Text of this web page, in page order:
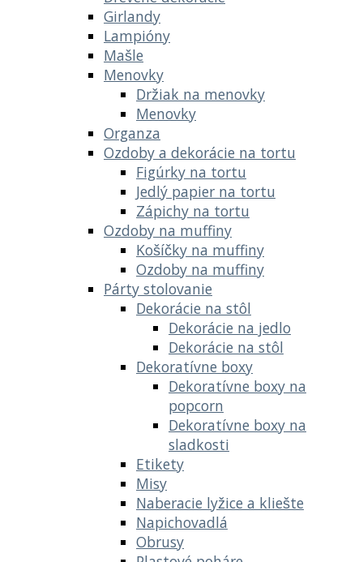
Girlandy
Lampióny
Mašle
Menovky
Držiak na menovky
Menovky
Organza
Ozdoby a dekorácie na tortu
Figúrky na tortu
Jedlý papier na tortu
Zápichy na tortu
Ozdoby na muffiny
Košíčky na muffiny
Ozdoby na muffiny
Párty stolovanie
Dekorácie na stôl
Dekorácie na jedlo
Dekorácie na stôl
Dekoratívne boxy
Dekoratívne boxy na
popcorn
Dekoratívne boxy na
sladkosti
Etikety
Misy
Naberacie lyžice a kliešte
Napichovadlá
Obrusy